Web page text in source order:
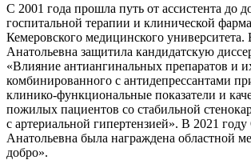
С 2001 года прошла путь от ассистента до
госпитальной терапии и клинической
Кемеровского медицинского университета.
Анатольевна защитила кандидатскую
«Влияние антиангинальных препаратов и
комбинированного с антидепрессантами
клинико-функциональные показатели и
пожилых пациентов со стабильной
с артериальной гипертензией». В 2021 году
Анатольевна была награждена областной
добро».